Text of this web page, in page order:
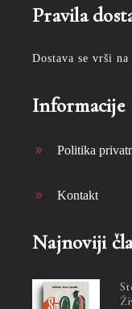
Pravila
Dostava se vrši
Informacije
Politika
Kontakt
Najnoviji